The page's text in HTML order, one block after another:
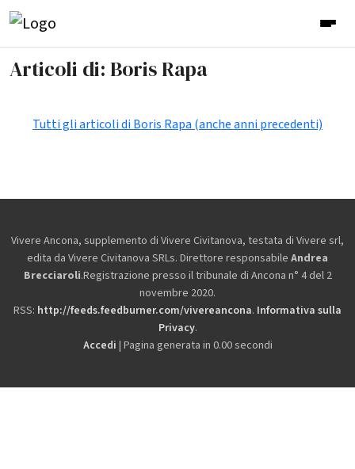
Articoli di: Boris Rapa
Tutti gli articoli di Boris Rapa (anche anni precedenti)
Vivere Ancona, supplemento di Vivere Civitanova, testata di Vivere srl,
edita da Vivere Civitanova SRLs. Direttore responsabile Andrea
Brecciaroli.Registrazione presso il tribunale di Ancona n° 4 del 2
novembre 2020.
RSS: http://feeds.feedburner.com/vivereancona. Informativa sulla
Privacy.
Accedi | Pagina generata in 0.00 secondi